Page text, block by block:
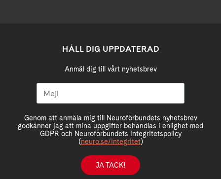
HÅLL DIG UPPDATERAD
Anmäl dig till vårt nyhetsbrev
Genom att anmäla mig till Neuroförbundets nyhetsbrev
godkänner jag att mina uppgifter behandlas i enlighet med
GDPR och Neuroförbundets integritetspolicy
(neuro.se/integritet)
JA TACK!